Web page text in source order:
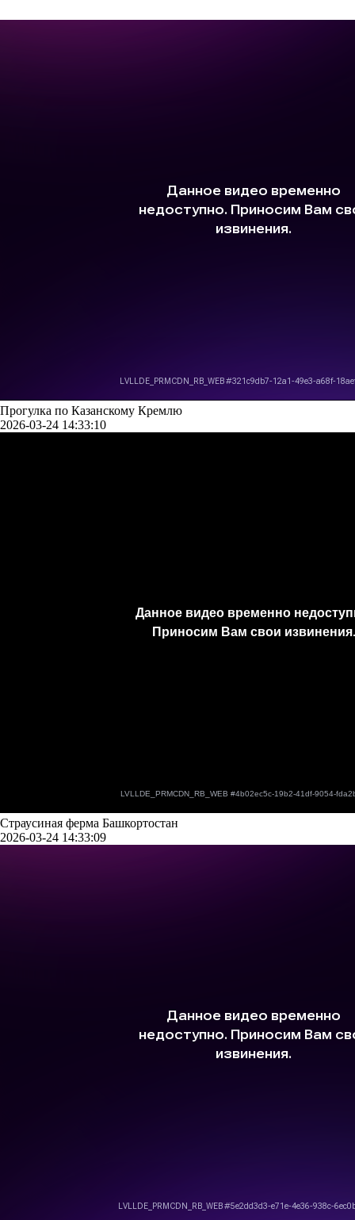
Прогулка по Казанскому Кремлю
2026-03-24 14:33:10
Страусиная ферма Башкортостан
2026-03-24 14:33:09